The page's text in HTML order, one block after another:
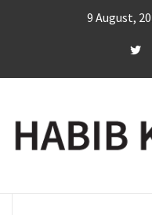
9 August,